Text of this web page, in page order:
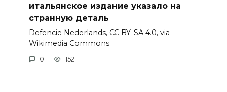
итальянское издание указало на
странную деталь
Defencie Nederlands, CC BY-SA 4.0, via
Wikimedia Commons
0 152